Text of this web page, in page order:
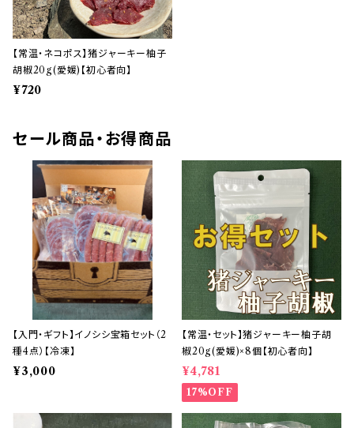
【常温・ネコポス】猪ジャーキー柚子
胡椒20g(愛媛)【初心者向】
¥720
セール商品・お得商品
【入門・ギフト】イノシシ宝箱セット（2
種4点）【冷凍】
¥3,000
【常温・セット】猪ジャーキー柚子胡
椒20g(愛媛)×8個【初心者向】
¥4,781
17%OFF